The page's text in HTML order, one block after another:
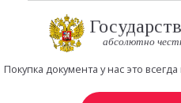
абсолютно
Покупка документа у нас это